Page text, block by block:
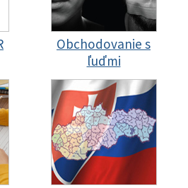
Obchodovanie s
ľuďmi